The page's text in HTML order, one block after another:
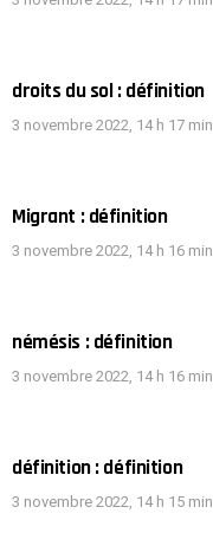
droits du sol : définition
3 novembre 2022, 14 h 17 min
Migrant : définition
3 novembre 2022, 14 h 16 min
némésis : définition
3 novembre 2022, 14 h 16 min
définition : définition
3 novembre 2022, 14 h 15 min